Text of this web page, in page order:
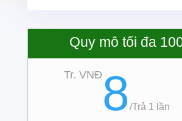
Quy mô tối đa
Tr. VNĐ 8/Trả 1 lần